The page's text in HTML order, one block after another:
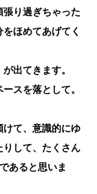
り過ぎちゃった
ほめてあげてく
出てきます。
スを落として。
けて、意識的にゆ
りして、たくさん
あると思いま